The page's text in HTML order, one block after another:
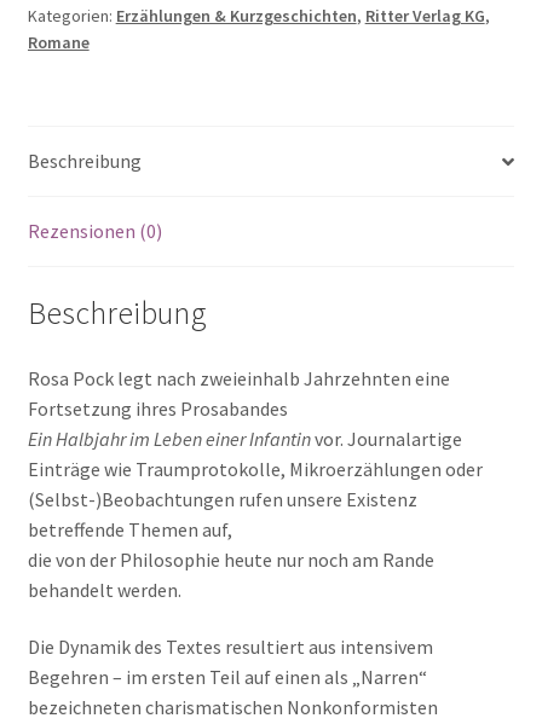
im
Leben
Kategorien: Erzählungen & Kurzgeschichten, Ritter Verlag KG,
Romane
Beschreibung
Rezensionen (0)
Beschreibung
Rosa Pock legt nach zweieinhalb Jahrzehnten eine
Fortsetzung ihres Prosabandes
Ein Halbjahr im Leben einer Infantinvor. Journalartige
Einträge wie Traumprotokolle, Mikroerzählungen oder
(Selbst-)Beobachtungen rufen unsere Existenz
betreffende Themen auf,
die von der Philosophie heute nur noch am Rande
behandelt werden.
Die Dynamik des Textes resultiert aus intensivem
Begehren – im ersten Teil auf einen als „Narren“
bezeichneten charismatischen Nonkonformisten